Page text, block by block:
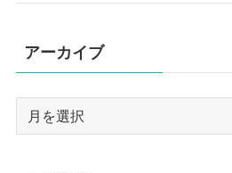
アーカイブ